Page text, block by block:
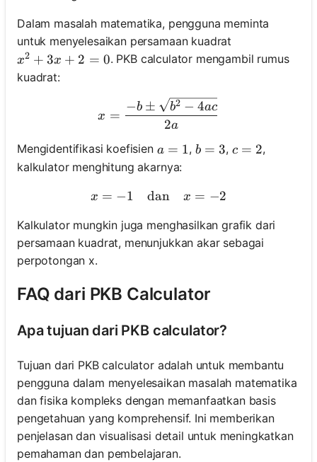
Dalam masalah matematika, pengguna meminta
untuk menyelesaikan persamaan kuadrat
x^2 + 3x + 2 = 0
x2 + 3x + 2 = 0. PKB calculator mengambil rumus
kuadrat:
x = \frac{-b \pm
x =
2a
−b ± b2 − 4ac
Mengidentifikasi koefisien a = 1
a = 1, b = 3
b = 3, c = 2
c = 2,
kalkulator menghitung akarnya:
x = -1 \quad \text{dan}
x = −1 dan x = −2
Kalkulator mungkin juga menghasilkan grafik dari
persamaan kuadrat, menunjukkan akar sebagai
perpotongan x.
FAQ dari PKB Calculator
Apa tujuan dari PKB calculator?
Tujuan dari PKB calculator adalah untuk membantu
pengguna dalam menyelesaikan masalah matematika
dan fisika kompleks dengan memanfaatkan basis
pengetahuan yang komprehensif. Ini memberikan
penjelasan dan visualisasi detail untuk meningkatkan
pemahaman dan pembelajaran.